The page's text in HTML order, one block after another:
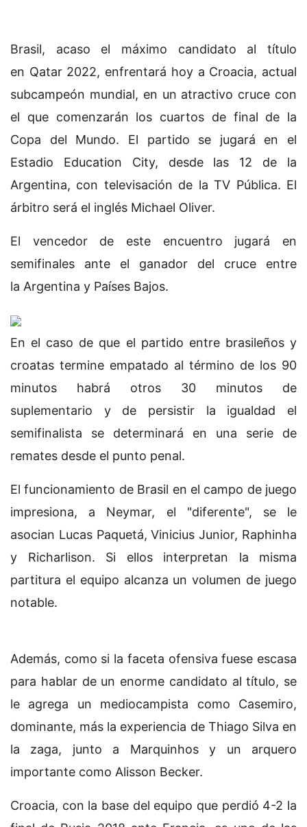
Brasil, acaso el máximo candidato al título
en Qatar 2022, enfrentará hoy a Croacia, actual
subcampeón mundial, en un atractivo cruce con
el que comenzarán los cuartos de final de la
Copa del Mundo. El partido se jugará en el
Estadio Education City, desde las 12 de la
Argentina, con televisación de la TV Pública. El
árbitro será el inglés Michael Oliver.
El vencedor de este encuentro jugará en
semifinales ante el ganador del cruce entre
la Argentina y Países Bajos.
En el caso de que el partido entre brasileños y
croatas termine empatado al término de los 90
minutos habrá otros 30 minutos de
suplementario y de persistir la igualdad el
semifinalista se determinará en una serie de
remates desde el punto penal.
El funcionamiento de Brasil en el campo de juego
impresiona, a Neymar, el "diferente", se le
asocian Lucas Paquetá, Vinicius Junior, Raphinha
y Richarlison. Si ellos interpretan la misma
partitura el equipo alcanza un volumen de juego
notable.
Además, como si la faceta ofensiva fuese escasa
para hablar de un enorme candidato al título, se
le agrega un mediocampista como Casemiro,
dominante, más la experiencia de Thiago Silva en
la zaga, junto a Marquinhos y un arquero
importante como Alisson Becker.
Croacia, con la base del equipo que perdió 4-2 la